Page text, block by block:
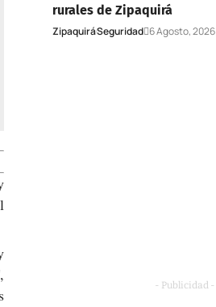
,
rurales de Zipaquirá
ZipaquiráSeguridad 6 Agosto, 2026
- Publicidad -